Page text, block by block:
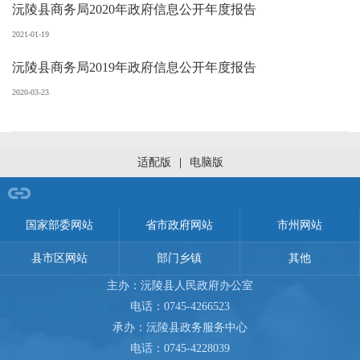
沅陵县商务局2020年政府信息公开年度报告
2021-01-19
沅陵县商务局2019年政府信息公开年度报告
2020-03-23
适配版 电脑版
国家部委网站 省市政府网站 市州网站
县市区网站 部门乡镇 其他
主办：沅陵县人民政府办公室
电话：0745-4266523
承办：沅陵县政务服务中心
电话：0745-4228039